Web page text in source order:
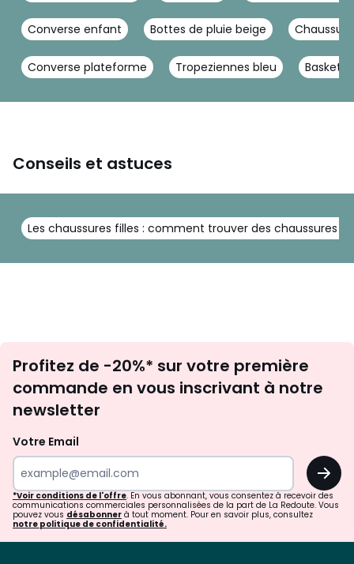
Converse enfant Bottes de pluie beige
Converse plateforme Tropeziennes bleu Basket
Conseils et astuces
Les chaussures filles : comment trouver des chaussures
newsletter
Profitez de -20%* sur votre première
commande en vous inscrivant à notre
newsletter
Votre Email
OK
*Voir conditions de l'offre. En vous abonnant, vous consentez à recevoir des
communications commerciales personnalisées de la part de La Redoute. Vous
pouvez vous désabonner à tout moment. Pour en savoir plus, consultez
notre politique de confidentialité.